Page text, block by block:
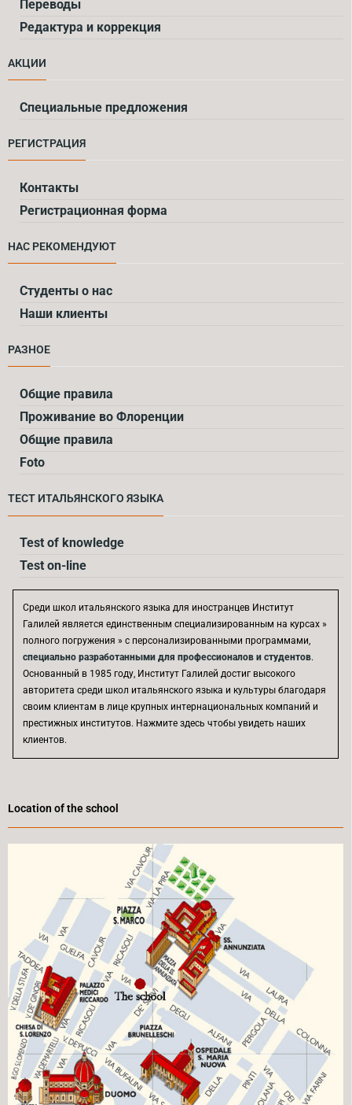
Переводы
Редактура и коррекция
АКЦИИ
Специальные предложения
РЕГИСТРАЦИЯ
Контакты
Регистрационная форма
НАС РЕКОМЕНДУЮТ
Cтуденты о нас
Наши клиенты
РАЗНОЕ
Общие правила
Проживание во Флоренции
Общие правила
Foto
ТЕСТ ИТАЛЬЯНСКOГО ЯЗЫКА
Test of knowledge
Test on-line
Среди школ итальянского языка для иностранцев Институт
Галилей является единственным специализированным на курсах »
полного погружения » с персонализированными программами,
специально разработанными для профессионалов и студентов.
Основанный в 1985 году, Институт Галилей достиг высокого
авторитета среди школ итальянского языка и культуры благодаря
своим клиентам в лице крупных интернациональных компаний и
престижных институтов. Нажмите здесь чтобы увидеть наших
клиентов.
Location of the school